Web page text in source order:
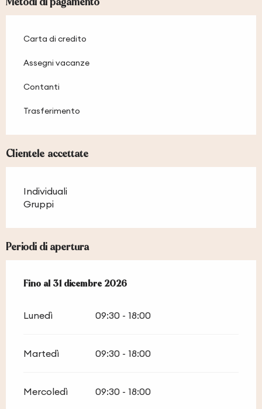
Carta di credito
Assegni vacanze
Contanti
Trasferimento
Clientele accettate
Individuali
Gruppi
Periodi di apertura
Dal1 febbraio 2026al31 dicembre 2026
Fino al31 dicembre 2026
Lunedì 09:30 - 18:00
Martedì 09:30 - 18:00
Mercoledì 09:30 - 18:00